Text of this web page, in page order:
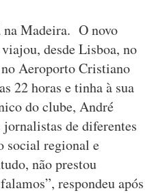
na Madeira. O novo
desde Lisboa, no
Aeroporto Cristiano
22 horas e tinha à sua
do clube, André
de diferentes
social regional e
não prestou
respondeu após